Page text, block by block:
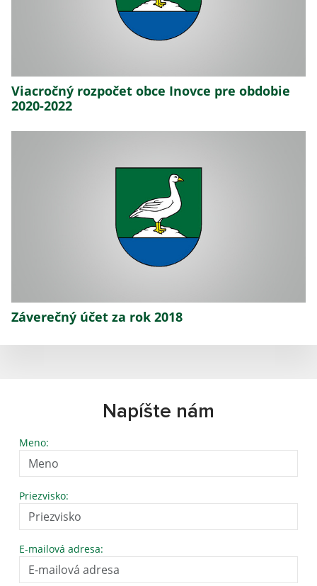
Viacročný rozpočet obce Inovce pre obdobie
2020-2022
Záverečný účet za rok 2018
Napíšte nám
Meno:
Priezvisko:
E-mailová adresa: